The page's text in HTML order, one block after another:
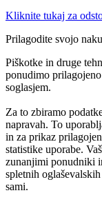
Kliknite tukaj za
Prilagodite svojo
Piškotke in druge
ponudimo
soglasjem.
Za to zbiramo
napravah. To
in za prikaz
statistike uporabe.
zunanjimi ponudniki
spletnih
sami.